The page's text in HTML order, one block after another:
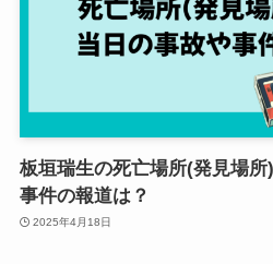
板垣瑞生の死亡場所(発見場
事件の報道は？
2025年4月18日